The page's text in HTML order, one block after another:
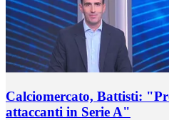
Calciomercato, Battisti:
attaccanti in Serie A"